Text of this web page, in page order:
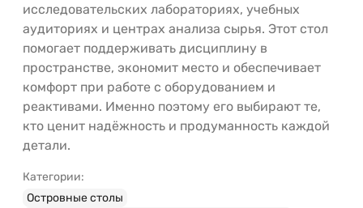
исследовательских лабораториях, учебных
аудиториях и центрах анализа сырья. Этот стол
помогает поддерживать дисциплину в
пространстве, экономит место и обеспечивает
комфорт при работе с оборудованием и
реактивами. Именно поэтому его выбирают те,
кто ценит надёжность и продуманность каждой
детали.
Категории:
Островные столы